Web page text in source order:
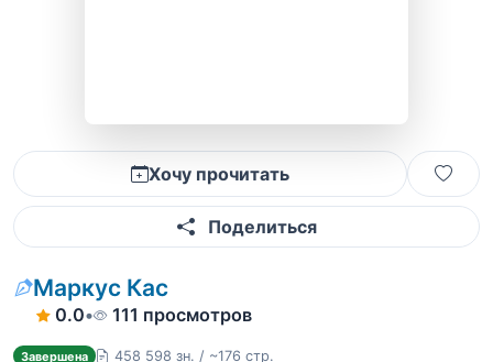
Хочу прочитать
Поделиться
Маркус Кас
0.0• 111 просмотров
Завершена
458 598 зн. / ~176 стр.